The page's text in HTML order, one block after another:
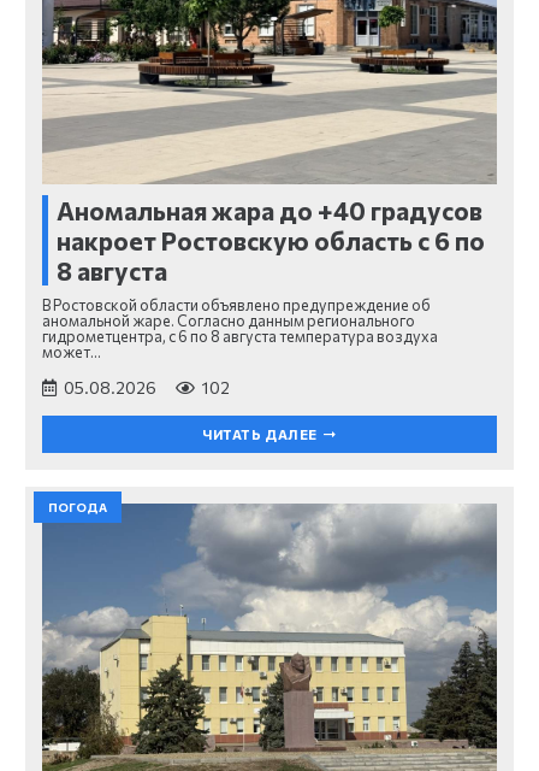
Аномальная жара до +40 градусов
накроет Ростовскую область с 6 по
8 августа
В Ростовской области объявлено предупреждение об
аномальной жаре. Согласно данным регионального
гидрометцентра, с 6 по 8 августа температура воздуха
может…
05.08.2026 102
ЧИТАТЬ ДАЛЕЕ
ПОГОДА